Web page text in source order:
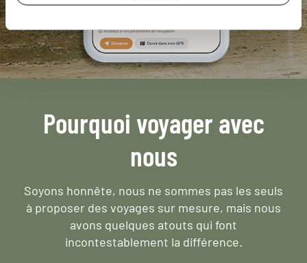
Pourquoi voyager avec
nous
Soyons honnête, nous ne sommes pas les seuls
à proposer des voyages sur mesure, mais nous
avons quelques atouts qui font
incontestablement la différence.